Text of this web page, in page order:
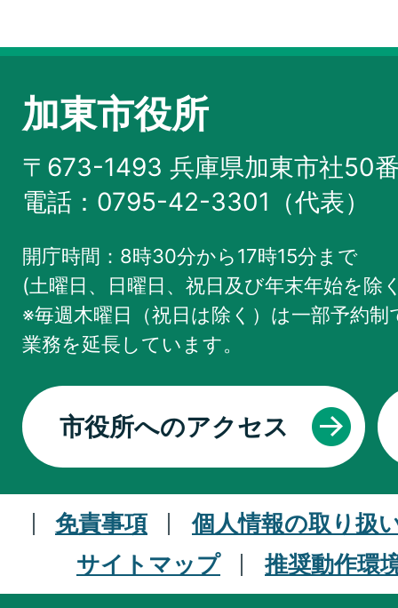
加東市役所
〒673-1493 兵庫県加東市社50
電話：0795-42-3301（代表）
開庁時間：8時30分から17時15分まで
(土曜日、日曜日、祝日及び年末年始を除
※毎週木曜日（祝日は除く）は一部予約
業務を延長しています。
市役所へのアクセス
免責事項
個人情報の取り扱
サイトマップ
推奨動作環